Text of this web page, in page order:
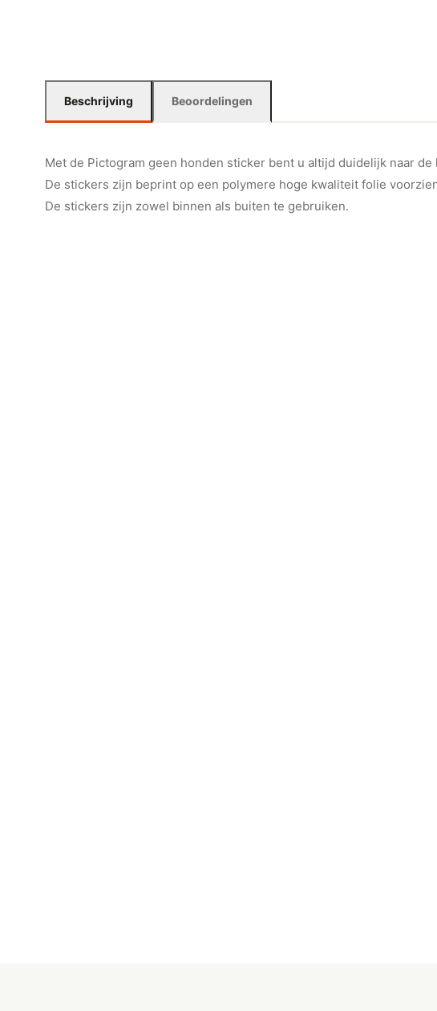
Beschrijving Beoordelingen
Met de Pictogram geen honden sticker bent u altijd duidelijk naar de
De stickers zijn beprint op een polymere hoge kwaliteit folie
De stickers zijn zowel binnen als buiten te gebruiken.